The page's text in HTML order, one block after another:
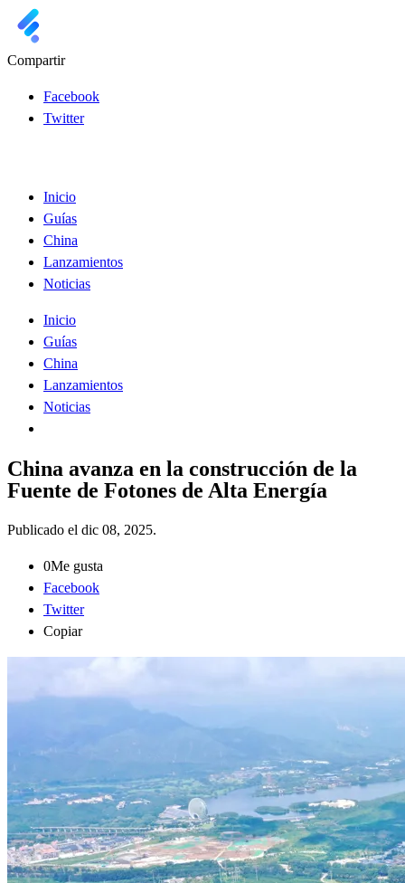
Compartir
Facebook
Twitter
Inicio
Guías
China
Lanzamientos
Noticias
Inicio
Guías
China
Lanzamientos
Noticias
China avanza en la construcción de la
Fuente de Fotones de Alta Energía
Publicado el dic 08, 2025.
0Me gusta
Facebook
Twitter
Copiar